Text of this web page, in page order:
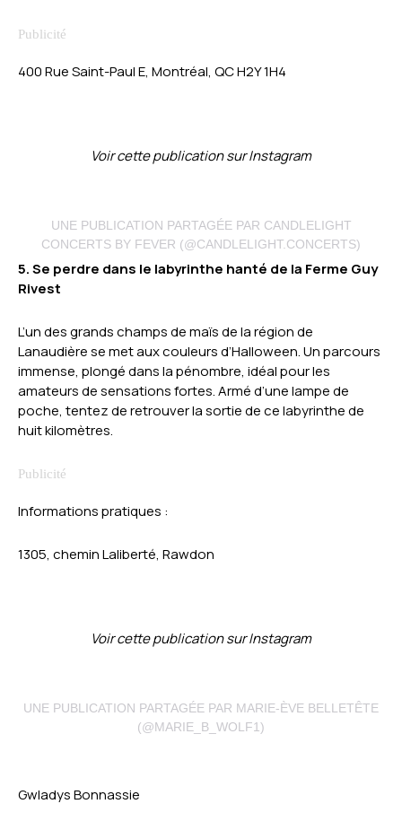
400 Rue Saint-Paul E, Montréal, QC H2Y 1H4
Voir cette publication sur Instagram
UNE PUBLICATION PARTAGÉE PAR CANDLELIGHT
CONCERTS BY FEVER (@CANDLELIGHT.CONCERTS)
5. Se perdre dans le labyrinthe hanté de la Ferme Guy
Rivest
L’un des grands champs de maïs de la région de
Lanaudière se met aux couleurs d’Halloween. Un parcours
immense, plongé dans la pénombre, idéal pour les
amateurs de sensations fortes. Armé d’une lampe de
poche, tentez de retrouver la sortie de ce labyrinthe de
huit kilomètres.
Informations pratiques :
1305, chemin Laliberté, Rawdon
Voir cette publication sur Instagram
UNE PUBLICATION PARTAGÉE PAR MARIE-ÈVE BELLETÊTE
(@MARIE_B_WOLF1)
Gwladys Bonnassie